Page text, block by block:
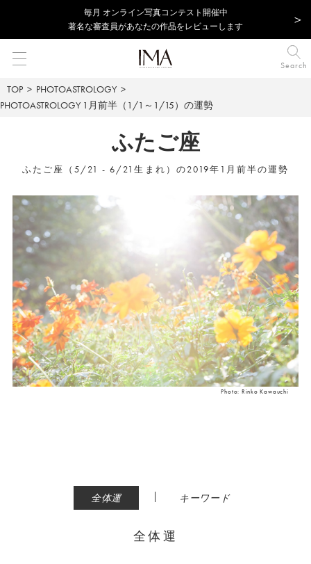
毎⽉ オンライン写真コンテスト開催中
著名な審査員があなたの作品をレビューします
Search
TOP
PHOTOASTROLOGY
PHOTOASTROLOGY 1月前半（1/1～1/15）の運勢
ふたご座
ふたご座（5/21 - 6/21生まれ）の2019年1月前半の運勢
Photo: Rinko Kawauchi
全体運 | キーワード
全体運